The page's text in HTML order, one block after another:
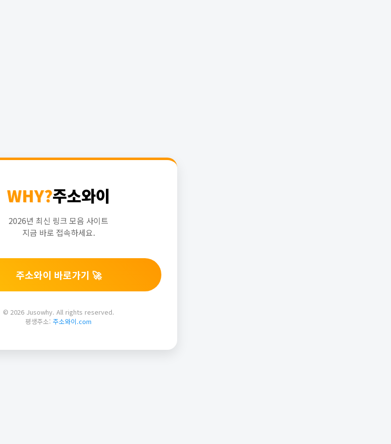
WHY?주소와이
2026년 최신 링크 모음 사이트
지금 바로 접속하세요.
주소와이 바로가기 🚀
© 2026 Jusowhy. All rights reserved.
평생주소: 주소와이.com